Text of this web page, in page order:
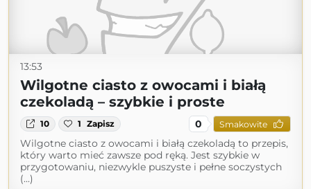
13:53
Wilgotne ciasto z owocami i białą
czekoladą – szybkie i proste
10 1 Zapisz 0 Smakowite
Wilgotne ciasto z owocami i białą czekoladą to przepis,
który warto mieć zawsze pod ręką. Jest szybkie w
przygotowaniu, niezwykle puszyste i pełne soczystych
(...)